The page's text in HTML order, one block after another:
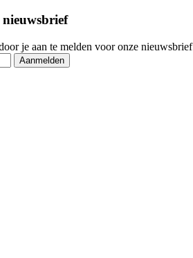
je aan te melden voor onze nieuwsbrief
Aanmelden